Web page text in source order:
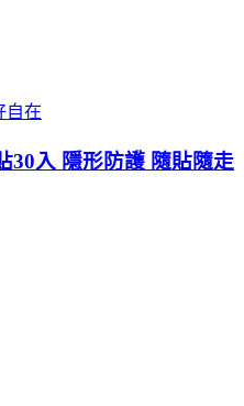
自在
30入 隱形防護 隨貼隨走